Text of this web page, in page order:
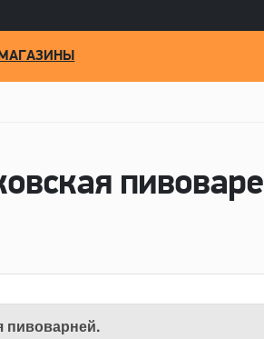
пивоварней.